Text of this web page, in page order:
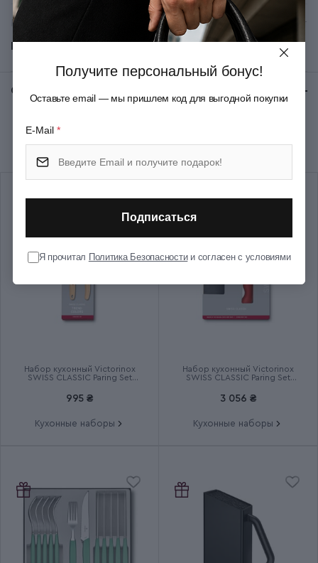
Материал рукояти/накладок Термоэластопласт
Цвет Черный
Длина лезвия (см)
Тип выпуска товара Серийный
Страна сборки
Показать все
Отзывы:
Рекомендуем купить вместе
Набор кухонный Victorinox
SWISS CLASSIC Paring Set
995 ₴
Кухонные наборы
Набор кухонный Victorinox
SWISS CLASSIC Paring Set
3 056 ₴
Кухонные наборы
Получите персональный бонус!
Оставьте email — мы пришлем код для выгодной покупки
E-Mail *
Подписаться
Я прочитал Политика Безопасностии согласен с условиями